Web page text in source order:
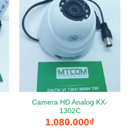
Camera HD Analog KX-
1302C
1.080.000₫